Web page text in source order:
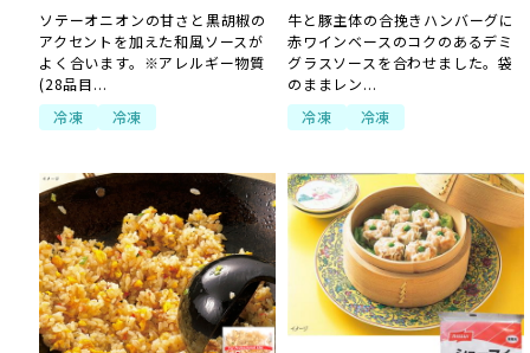
ソテーオニオンの甘さと黒胡椒の
アクセントを加えた和風ソースが
よく合います。※アレルギー物質
(28品目...
冷凍
冷凍
牛と豚主体の合挽きハンバーグに
赤ワインベースのコクのあるデミ
グラスソースを合わせました。袋
のままレン...
冷凍
冷凍